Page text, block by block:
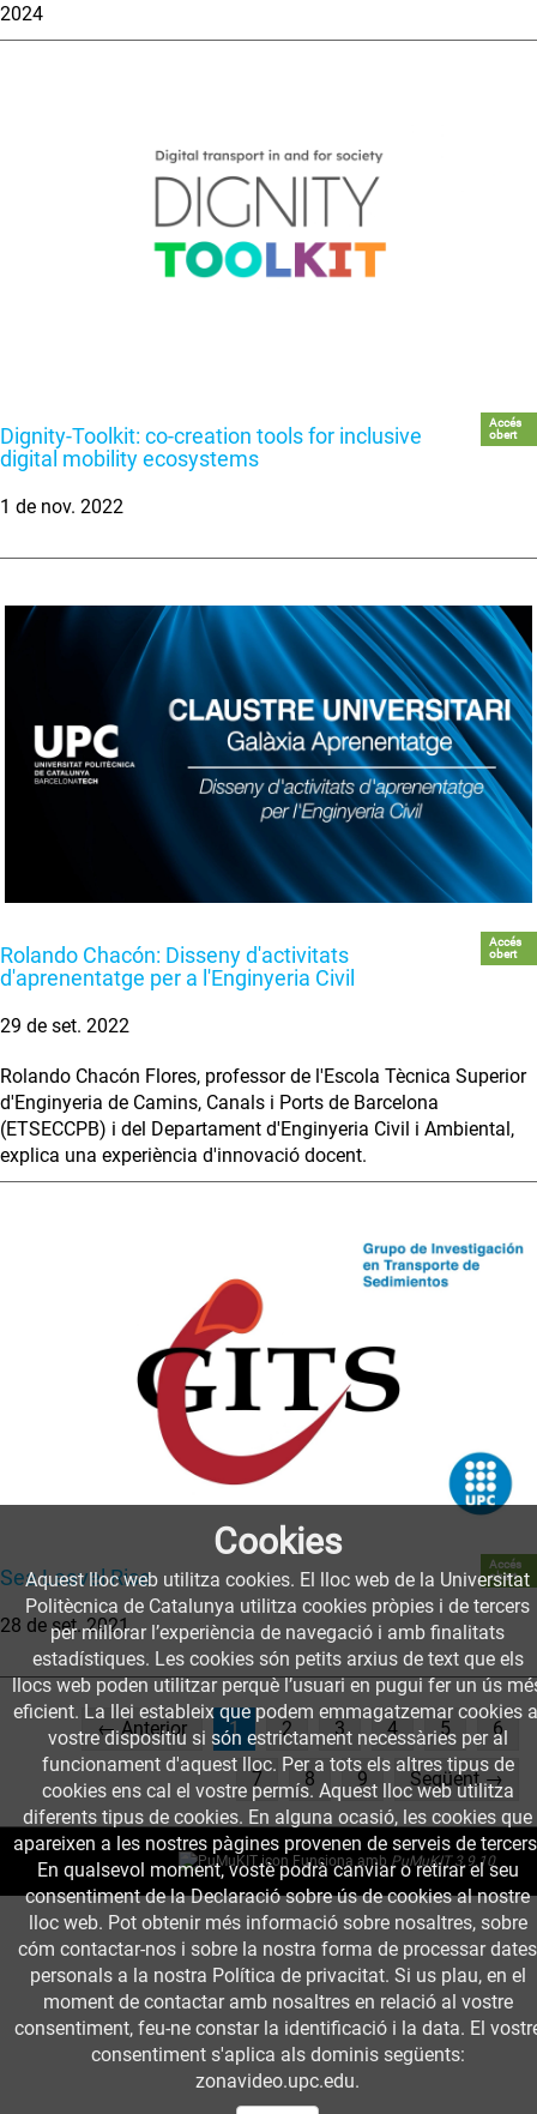
2024
Dignity-Toolkit: co-creation tools for inclusive
digital mobility ecosystems
Accés
obert
1 de nov. 2022
Rolando Chacón: Disseny d'activitats
d'aprenentatge per a l'Enginyeria Civil
Accés
obert
29 de set. 2022
Rolando Chacón Flores, professor de l'Escola Tècnica Superior
d'Enginyeria de Camins, Canals i Ports de Barcelona
(ETSECCPB) i del Departament d'Enginyeria Civil i Ambiental,
explica una experiència d'innovació docent.
Sea Leavel Rise
Accés
obert
28 de set. 2021
← Anterior 1 (current)
2 3 4 5 6
7 8 9 Següent →
Cookies
Aquest lloc web utilitza cookies. El lloc web de la Universitat
Politècnica de Catalunya utilitza cookies pròpies i de tercers
per millorar l’experiència de navegació i amb finalitats
estadístiques. Les cookies són petits arxius de text que els
llocs web poden utilitzar perquè l’usuari en pugui fer un ús
eficient. La llei estableix que podem emmagatzemar cookies
vostre dispositiu si són estrictament necessàries per al
funcionament d'aquest lloc. Per a tots els altres tipus de
cookies ens cal el vostre permís. Aquest lloc web utilitza
diferents tipus de cookies. En alguna ocasió, les cookies que
apareixen a les nostres pàgines provenen de serveis de
En qualsevol moment, vostè podrà canviar o retirar el seu
consentiment de la Declaració sobre ús de cookies al nostre
lloc web. Pot obtenir més informació sobre nosaltres, sobre
cóm contactar-nos i sobre la nostra forma de processar dates
personals a la nostra Política de privacitat. Si us plau, en el
moment de contactar amb nosaltres en relació al vostre
consentiment, feu-ne constar la identificació i la data. El
consentiment s'aplica als dominis següents:
zonavideo.upc.edu.
Funciona amb PuMuKIT 3.9.10